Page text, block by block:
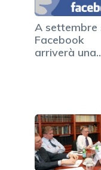
A settembre
Facebook
arriverà una